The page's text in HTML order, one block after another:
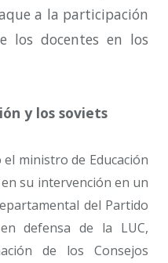
a la participación
los docentes en los
y los soviets
el ministro de Educación
su intervención en un
del Partido
defensa de la LUC,
de los Consejos